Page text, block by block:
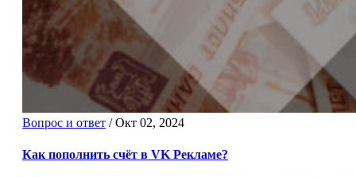
Вопрос и ответ /Окт 02, 2024
Как пополнить счёт в VK Рекламе?